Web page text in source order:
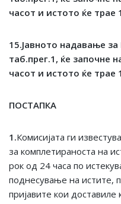
часот и истото ќе трае
1 5.Јавното надавање за
таб.прег.1, ќе започне
часот и истото ќе трае
ПОСТАПКА
1.Комисијата ги
за комплетираноста на
рок од 24 часа по
поднесување на истите,
пријавите кои